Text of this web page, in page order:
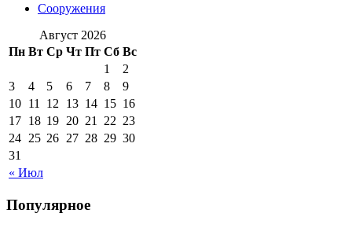
Сооружения
Август 2026
Пн Вт Ср Чт Пт Сб Вс
« Июл
1
2
3
4 5 6 7 8
9
10 11 12 13 14 15 16
17 18 19 20 21 22 23
24 25 26 27 28 29 30
31
Популярное